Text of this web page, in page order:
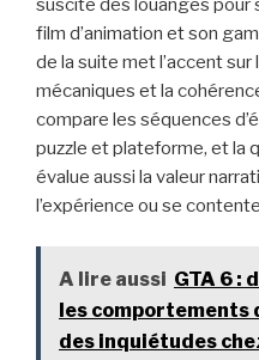
film d’animation et son
de la suite met l’accent sur
mécaniques et la
compare les séquences
puzzle et plateforme, et la
évalue aussi la valeur
l’expérience ou se
A lire aussi GTA 6 :
les comportements
des inquiétudes